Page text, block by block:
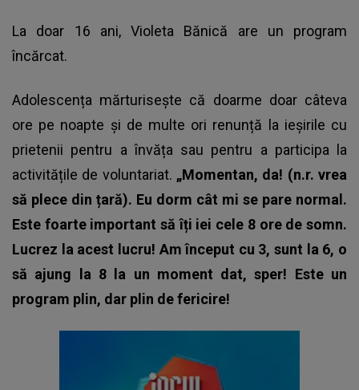
La doar 16 ani, Violeta Bănică are un program
încărcat.
Adolescența mărturisește că doarme doar câteva
ore pe noapte și de multe ori renunță la ieșirile cu
prietenii pentru a învăța sau pentru a participa la
activitățile de voluntariat. „Momentan, da! (n.r. vrea
să plece din țară). Eu dorm cât mi se pare normal.
Este foarte important să îți iei cele 8 ore de somn.
Lucrez la acest lucru! Am început cu 3, sunt la 6, o
să ajung la 8 la un moment dat, sper! Este un
program plin, dar plin de fericire!